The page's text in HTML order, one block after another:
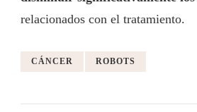
relacionados con el tratamiento.
CÁNCER ROBOTS